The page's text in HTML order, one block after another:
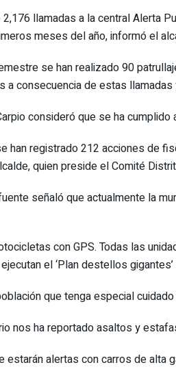
llamadas a la central Alerta
meses del año, informó el
se han realizado 90
a consecuencia de estas
consideró que se ha
han registrado 212 acciones de
quien preside el Comité
señaló que actualmente la
con GPS. Todas las
el ‘Plan destellos
que tenga especial
nos ha reportado asaltos y
estarán alertas con carros de alta